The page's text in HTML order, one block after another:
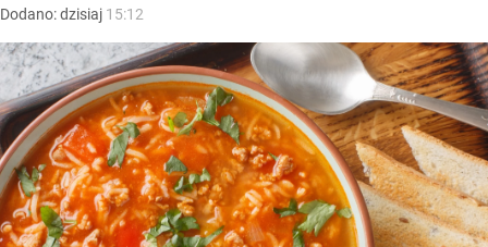
Dodano:dzisiaj 15:12